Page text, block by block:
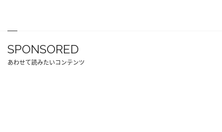
SPONSORED
あわせて読みたいコンテンツ